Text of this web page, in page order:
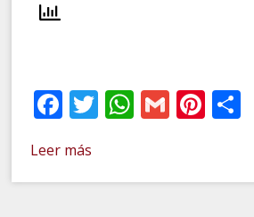
Facebook
Twitter
WhatsApp
Gmail
Leer más